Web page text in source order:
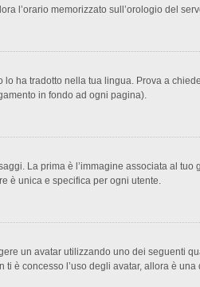
l’orario memorizzato sull’orologio del
ha tradotto nella tua lingua. Prova a
in fondo ad ogni pagina).
La prima è l’immagine associata al
è unica e specifica per ogni utente.
un avatar utilizzando uno dei seguenti
è concesso l’uso degli avatar, allora è